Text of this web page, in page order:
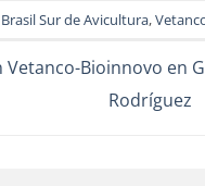
Sur de Avicultura,
Vetanco-Bioinnovo en
Rodríguez